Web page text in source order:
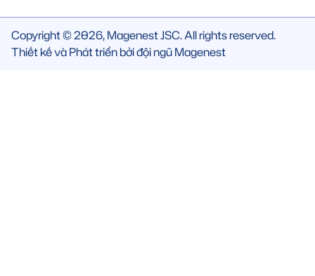
Copyright © 2026, Magenest JSC. All rights reserved.
Thiết kế và Phát triển bởi đội ngũ Magenest